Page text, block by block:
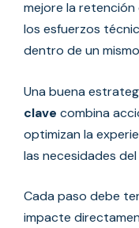
mejore la retención
los esfuerzos
dentro de un
Una buena
clave combina
optimizan la
las necesidades
Cada paso debe
impacte